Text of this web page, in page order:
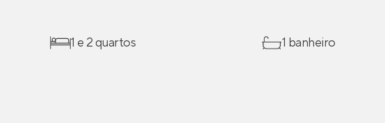
1 e 2 quartos 1 banheiro